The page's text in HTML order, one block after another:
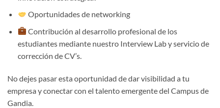
Oportunidades de networking
Contribución al desarrollo profesional de los
estudiantes mediante nuestro Interview Lab y servicio de
corrección de CV’s.
No dejes pasar esta oportunidad de dar visibilidad a tu
empresa y conectar con el talento emergente del Campus de
Gandia.